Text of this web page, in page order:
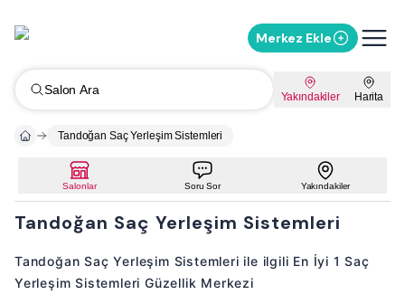
Merkez Ekle
Salon Ara Yakındakiler Harita
Tandoğan Saç Yerleşim Sistemleri
Salonlar Soru Sor Yakındakiler
Tandoğan Saç Yerleşim Sistemleri
Tandoğan Saç Yerleşim Sistemleri ile ilgili En İyi 1 Saç
Yerleşim Sistemleri Güzellik Merkezi